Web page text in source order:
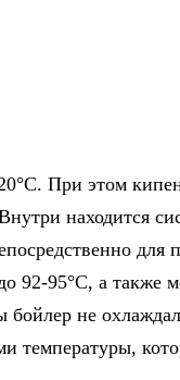
При этом
находится
для
92-95°С, а также
не
температуры,